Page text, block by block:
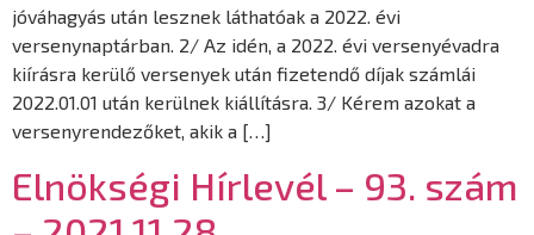
jóváhagyás után lesznek láthatóak a 2022. évi
versenynaptárban. 2/ Az idén, a 2022. évi versenyévadra
kiírásra kerülő versenyek után fizetendő díjak számlái
2022.01.01 után kerülnek kiállításra. 3/ Kérem azokat a
versenyrendezőket, akik a […]
Elnökségi Hírlevél – 93. szám